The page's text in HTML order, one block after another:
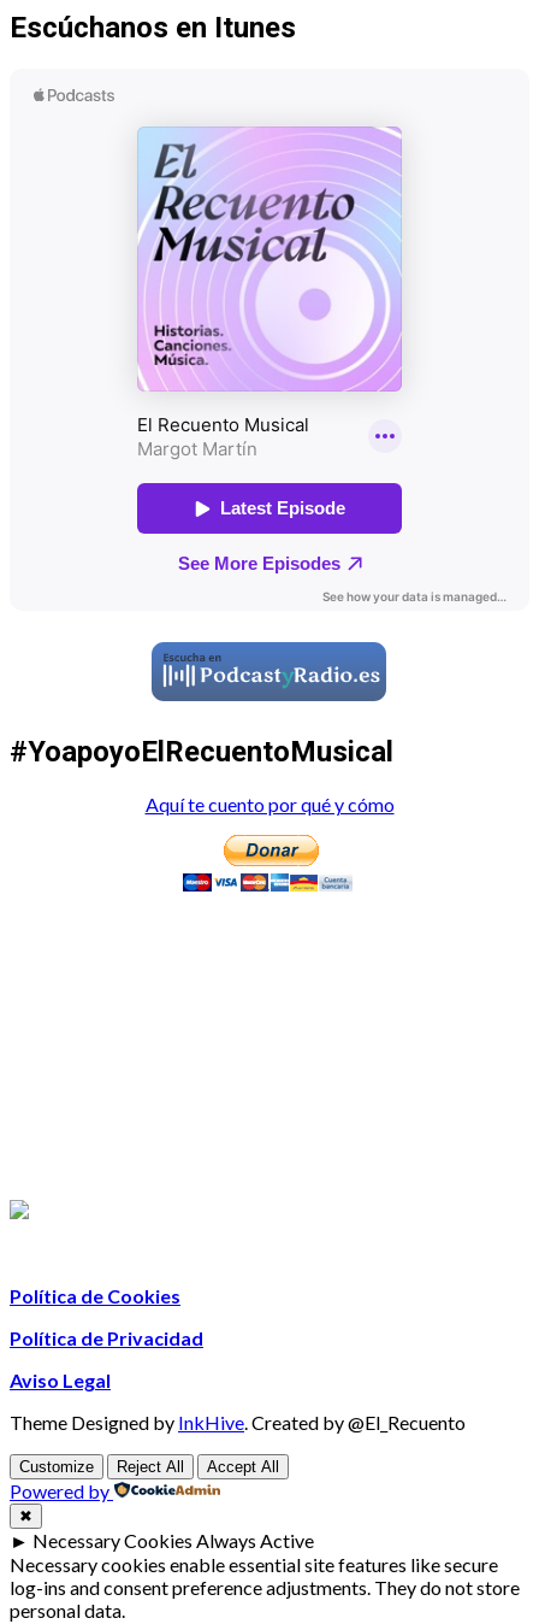
Escúchanos en Itunes
#YoapoyoElRecuentoMusical
Aquí te cuento por qué y cómo
Política de Cookies
Política de Privacidad
Aviso Legal
Theme Designed by InkHive.Created by @El_Recuento
Customize Reject All Accept All
Powered by
✖
► Necessary Cookies Always Active
Necessary cookies enable essential site features like secure
log-ins and consent preference adjustments. They do not store
personal data.